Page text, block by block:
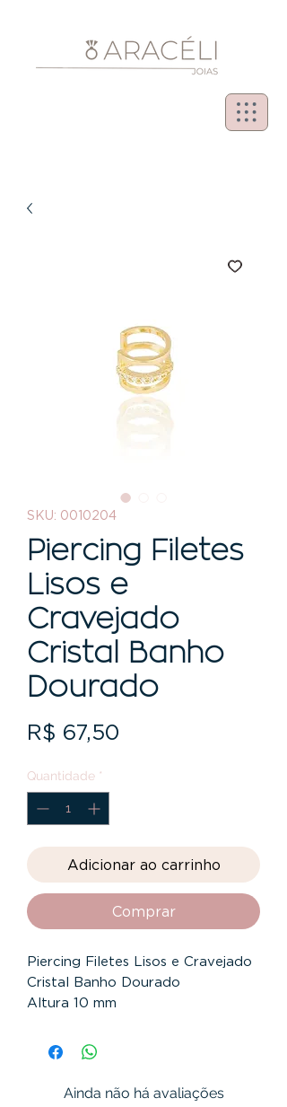
SKU: 0010204
Piercing Filetes
Lisos e
Cravejado
Cristal Banho
Dourado
R$ 67,50
Quantidade *
Adicionar ao carrinho
Comprar
Piercing Filetes Lisos e Cravejado
Cristal Banho Dourado
Altura 10 mm
Banho Dourado
Garantia 12 Meses
Ainda não há avaliações